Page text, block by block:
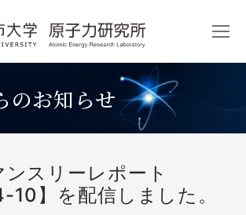
のお知らせ
スリーレポート
10】を配信しました。